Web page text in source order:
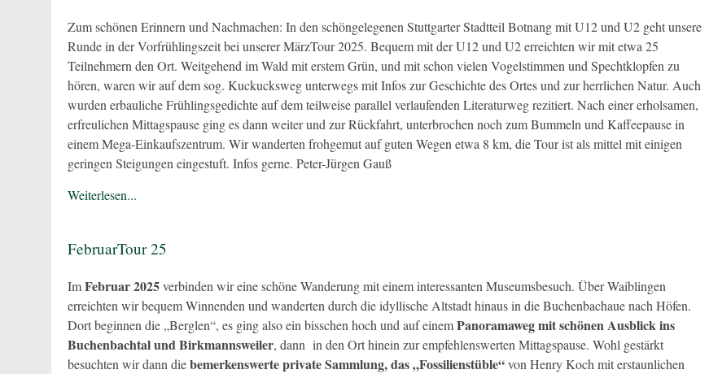
Zum schönen Erinnern und Nachmachen: In den schöngelegenen Stuttgarter Stadtteil Botnang mit U12 und U2 geht unsere
Runde in der Vorfrühlingszeit bei unserer MärzTour 2025. Bequem mit der U12 und U2 erreichten wir mit etwa 25
Teilnehmern den Ort. Weitgehend im Wald mit erstem Grün, und mit schon vielen Vogelstimmen und Spechtklopfen zu
hören, waren wir auf dem sog. Kuckucksweg unterwegs mit Infos zur Geschichte des Ortes und zur herrlichen Natur. Auch
wurden erbauliche Frühlingsgedichte auf dem teilweise parallel verlaufenden Literaturweg rezitiert. Nach einer erholsamen,
erfreulichen Mittagspause ging es dann weiter und zur Rückfahrt, unterbrochen noch zum Bummeln und Kaffeepause in
einem Mega-Einkaufszentrum. Wir wanderten frohgemut auf guten Wegen etwa 8 km, die Tour ist als mittel mit einigen
geringen Steigungen eingestuft. Infos gerne. Peter-Jürgen Gauß
Weiterlesen...
FebruarTour 25
ImFebruar 2025verbinden wir eine schöne Wanderung mit einem interessanten Museumsbesuch. Über Waiblingen
erreichten wir bequem Winnenden und wanderten durch die idyllische Altstadt hinaus in die Buchenbachaue nach Höfen.
Dort beginnen die „Berglen“, es ging also ein bisschen hoch und auf einemPanoramaweg mit schönen Ausblick ins
Buchenbachtal und Birkmannsweiler, dann in den Ort hinein zur empfehlenswerten Mittagspause. Wohl gestärkt
besuchten wir dann diebemerkenswerte private Sammlung, das „Fossilienstüble“von Henry Koch mit erstaunlichen